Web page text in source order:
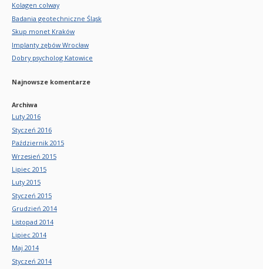
Kolagen colway
Badania geotechniczne Śląsk
Skup monet Kraków
Implanty zębów Wrocław
Dobry psycholog Katowice
Najnowsze komentarze
Archiwa
Luty 2016
Styczeń 2016
Październik 2015
Wrzesień 2015
Lipiec 2015
Luty 2015
Styczeń 2015
Grudzień 2014
Listopad 2014
Lipiec 2014
Maj 2014
Styczeń 2014